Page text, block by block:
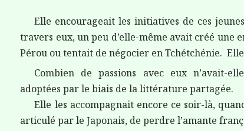
Elle encourageait les initiatives de ces
travers eux, un peu d’elle-même avait créé une
Pérou ou tentait de négocier en Tchétchénie.
Combien de passions avec eux n’avait-
adoptées par le biais de la littérature partagée.
Elle les accompagnait encore ce soir-là,
articulé par le Japonais, de perdre l’amante